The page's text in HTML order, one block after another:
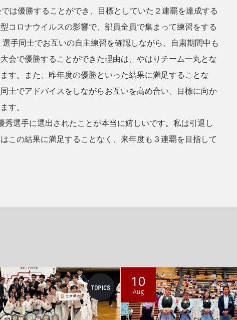
は優勝することができ、目標としていた２連覇を達成する
コロナウイルスの影響で、部員全員で集まって練習をする
手同士でお互いの自主練習を確認しながら、自粛期間中も
会で優勝することができた理由は、やはりチーム一丸とな
す。また、昨年度の優勝といった結果に満足することな
士でアドバイスをしながらお互いを高め合い、目標に向か
す。
選手に選出されたことが本当に嬉しいです。私は引退し
この結果に満足することなく、来年度も３連覇を目指して
10
Aug